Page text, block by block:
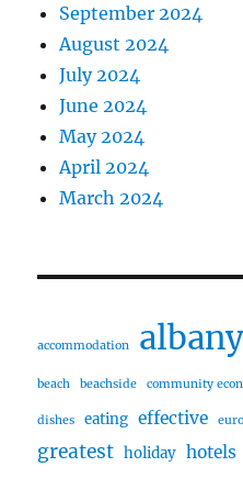
September 2024
August 2024
July 2024
June 2024
May 2024
April 2024
March 2024
accommodation albany
beach beachside community
dishes eating effective
greatest holiday hotels